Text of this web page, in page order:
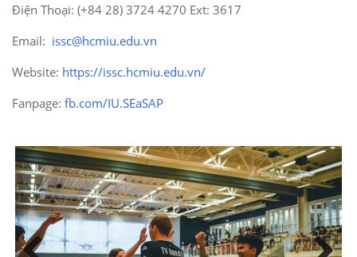
Điện Thoại: (+84 28) 3724 4270 Ext: 3617
Email: issc@hcmiu.edu.vn
Website: https://issc.hcmiu.edu.vn/
Fanpage: fb.com/IU.SEaSAP